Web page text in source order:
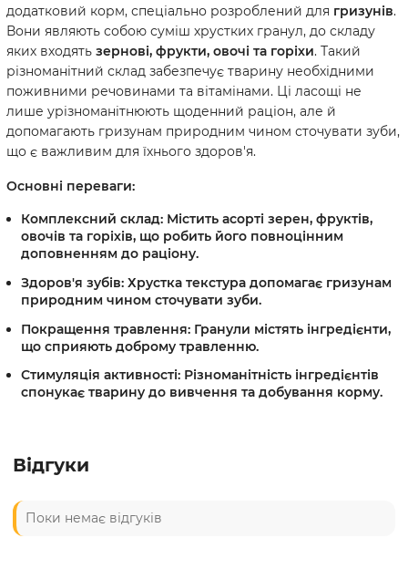
додатковий корм, спеціально розроблений для гризунів.
Вони являють собою суміш хрустких гранул, до складу
яких входять зернові, фрукти, овочі та горіхи. Такий
різноманітний склад забезпечує тварину необхідними
поживними речовинами та вітамінами. Ці ласощі не
лише урізноманітнюють щоденний раціон, але й
допомагають гризунам природним чином сточувати зуби,
що є важливим для їхнього здоров'я.
Основні переваги:
Комплексний склад: Містить асорті зерен, фруктів,
овочів та горіхів, що робить його повноцінним
доповненням до раціону.
Здоров'я зубів: Хрустка текстура допомагає гризунам
природним чином сточувати зуби.
Покращення травлення: Гранули містять інгредієнти,
що сприяють доброму травленню.
Стимуляція активності: Різноманітність інгредієнтів
спонукає тварину до вивчення та добування корму.
Відгуки
Поки немає відгуків